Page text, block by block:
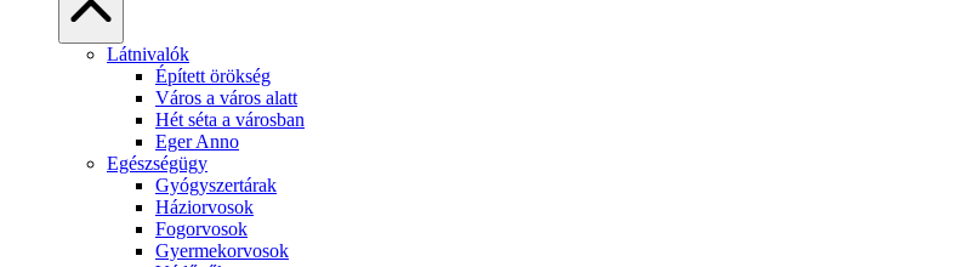
Látnivalók
Épített örökség
Város a város alatt
Hét séta a városban
Eger Anno
Egészségügy
Gyógyszertárak
Háziorvosok
Fogorvosok
Gyermekorvosok